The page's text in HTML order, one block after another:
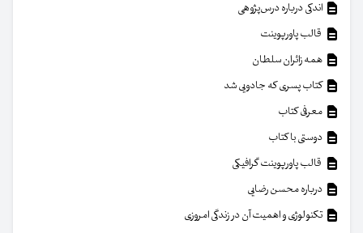
اندکی درباره درس‌پژوهی
قالب پاورپوینت
همه زائران سلطان
کتاب پسری که جادویی شد
معرفی کتاب
دوستی با کتاب
قالب پاورپوینت گرافیکی
درباره محسن رضایی
تکنولوژی و اهمیت آن در زندگی امروزی